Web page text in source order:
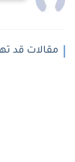
مقالات قد